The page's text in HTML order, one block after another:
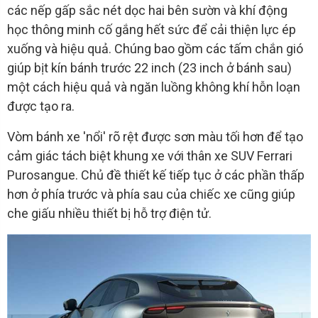
các nếp gấp sắc nét dọc hai bên sườn và khí động
học thông minh cố gắng hết sức để cải thiện lực ép
xuống và hiệu quả. Chúng bao gồm các tấm chắn gió
giúp bịt kín bánh trước 22 inch (23 inch ở bánh sau)
một cách hiệu quả và ngăn luồng không khí hỗn loạn
được tạo ra.
Vòm bánh xe 'nổi' rõ rệt được sơn màu tối hơn để tạo
cảm giác tách biệt khung xe với thân xe SUV Ferrari
Purosangue. Chủ đề thiết kế tiếp tục ở các phần thấp
hơn ở phía trước và phía sau của chiếc xe cũng giúp
che giấu nhiều thiết bị hỗ trợ điện tử.